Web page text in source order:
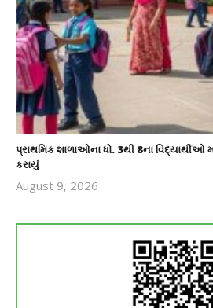
પ્રાથમિક શાળાઓના ધો. 3થી 8ના વિદ્યાર્થીઓ
કરાયું
August 9, 2026